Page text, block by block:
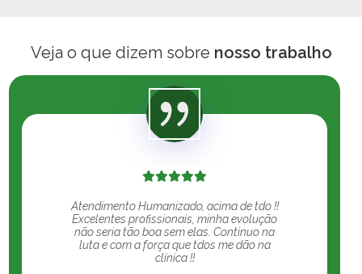
Veja o que dizem sobre nosso trabalho
Atendimento Humanizado, acima de tdo !!
Excelentes profissionais, minha evolução
não seria tão boa sem elas. Continuo na
luta e com a força que tdos me dão na
clínica !!